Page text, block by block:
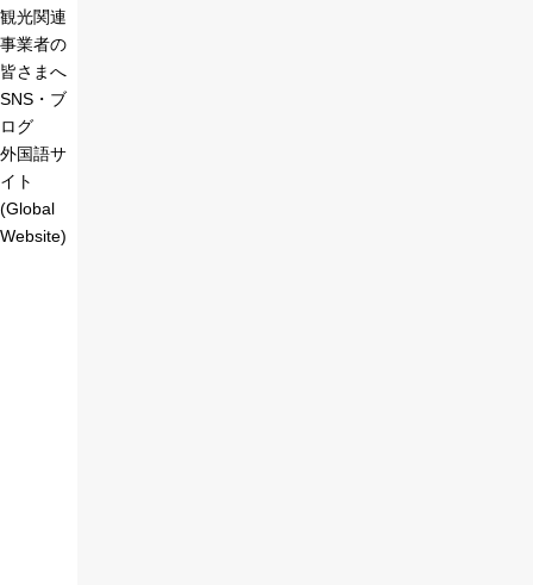
観光関連
事業者の
皆さまへ
SNS・ブ
ログ
外国語サ
イト
(Global
Website)